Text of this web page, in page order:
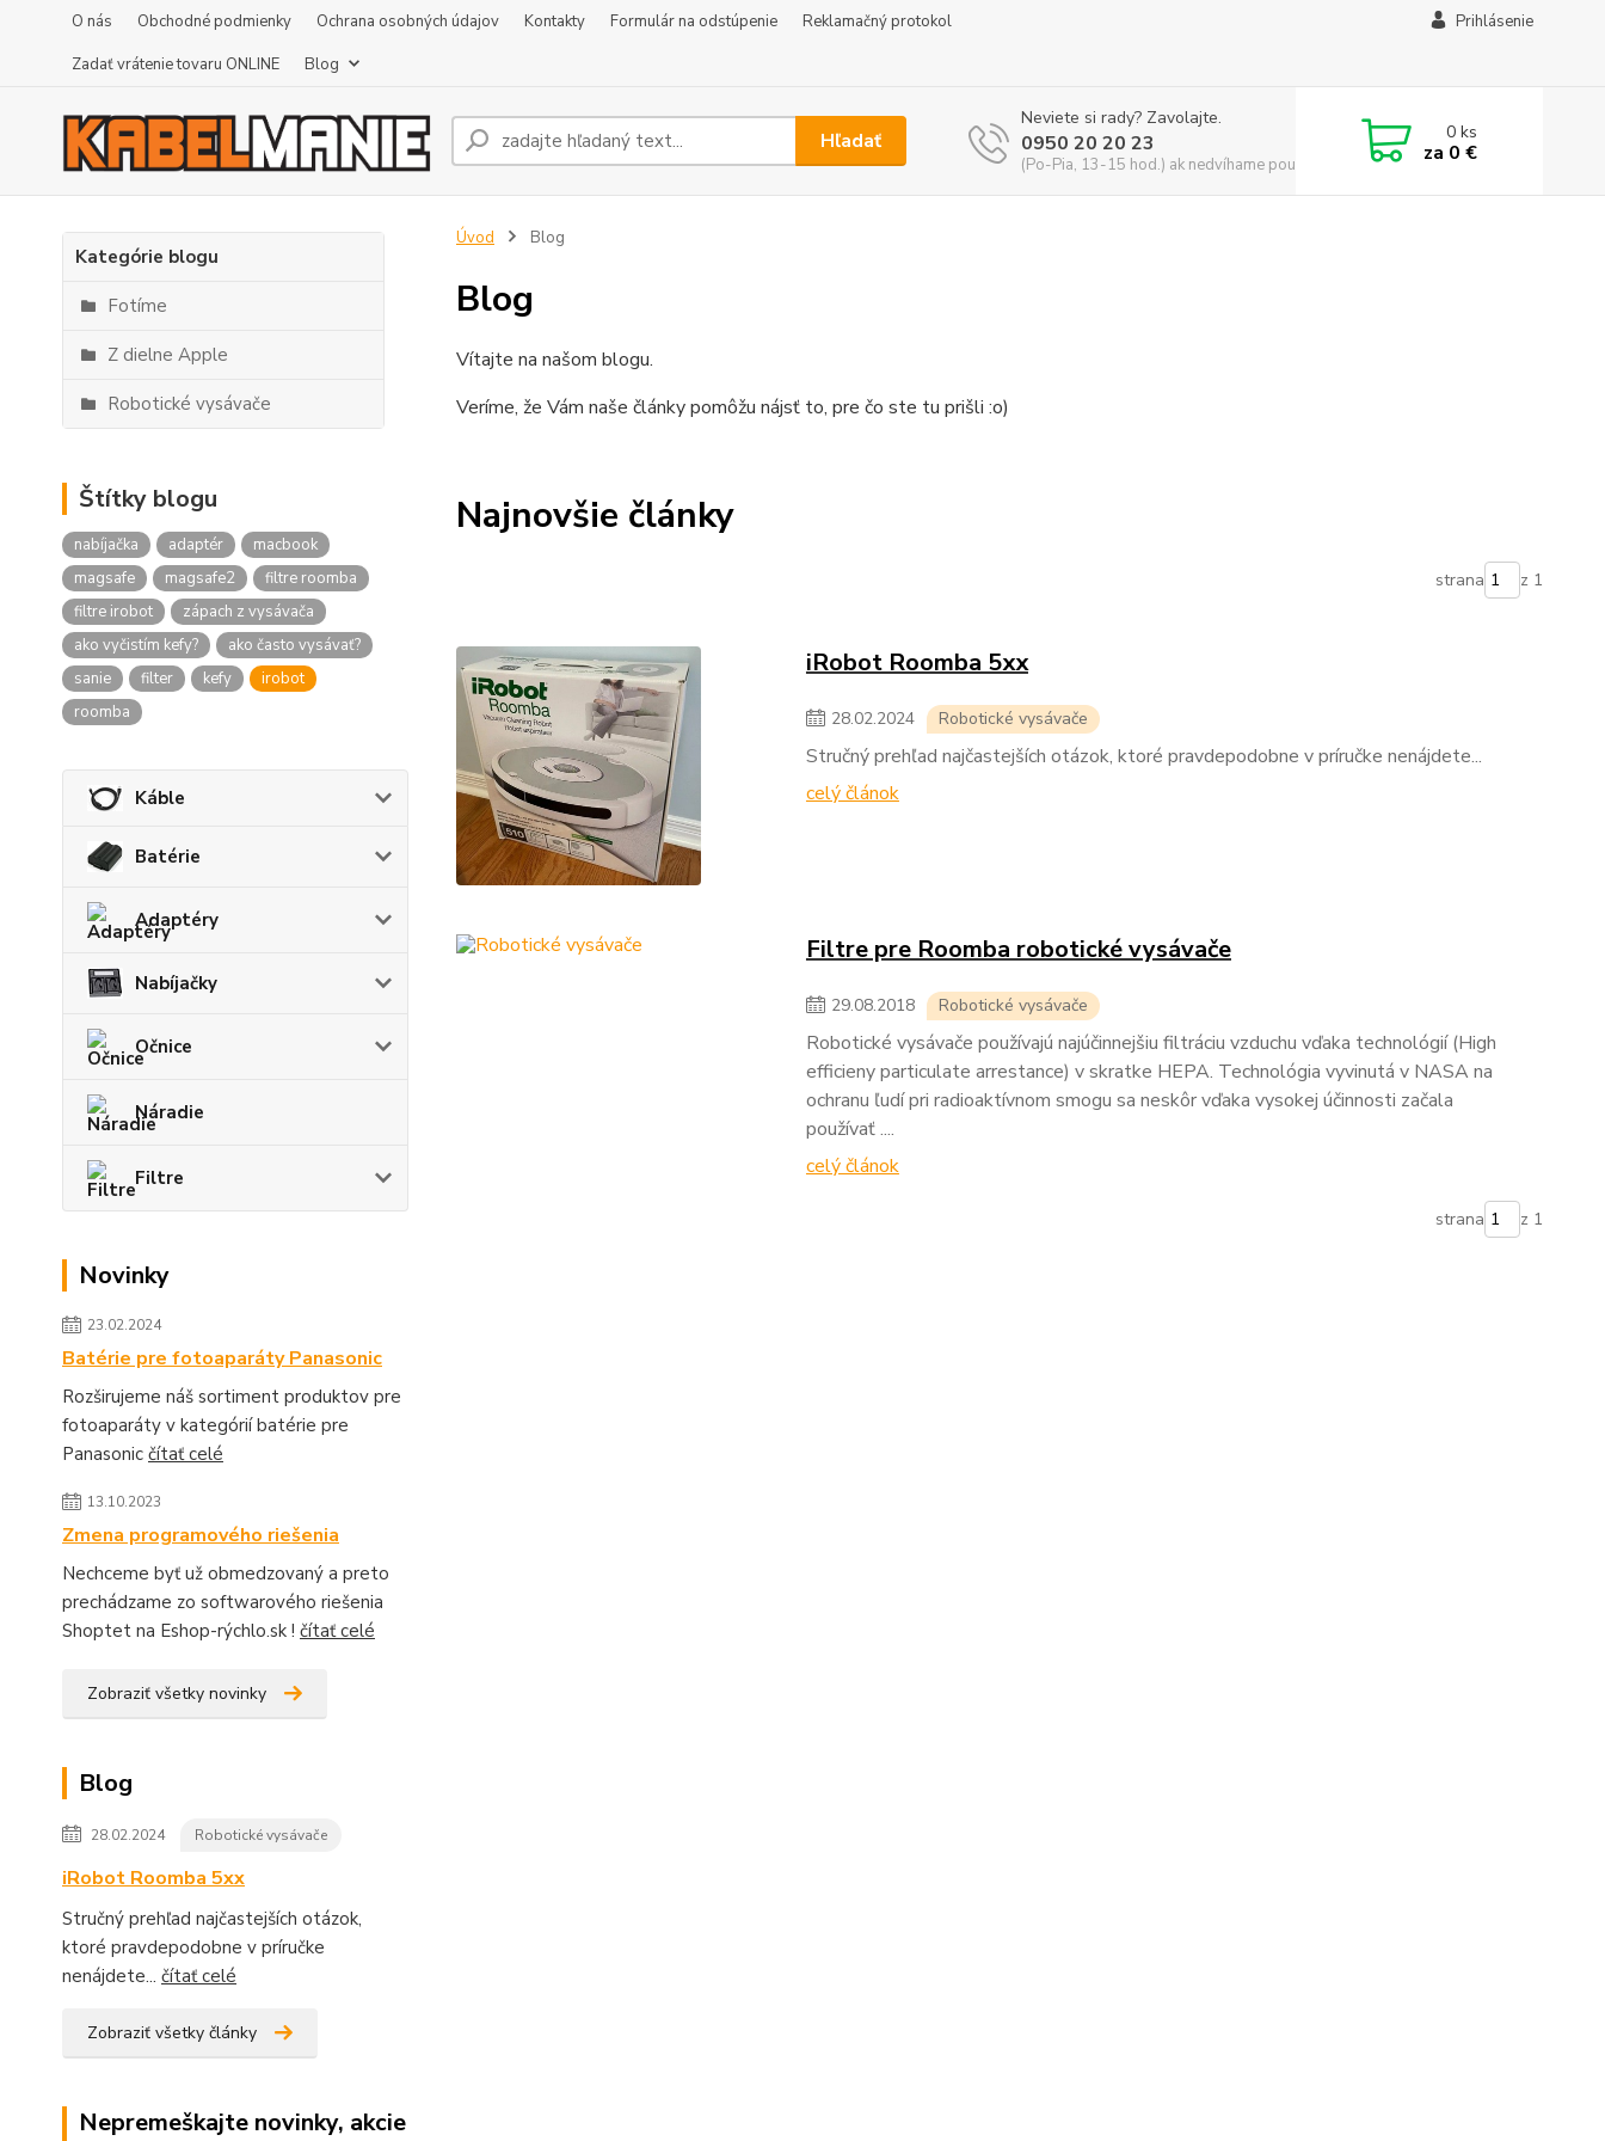
O nás Obchodné podmienky Ochrana osobných údajov Kontakty Formulár na odstúpenie
Reklamačný protokol
Zadať vrátenie tovaru ONLINE
Blog
Prihlásenie
Hľadať
Neviete si rady? Zavolajte.
0950 20 20 23
(Po-Pia, 13-15 hod.) ak nedvíhame použite CHATBOX
0ks
za 0 €
Kategórie blogu
Fotíme
Z dielne Apple
Robotické vysávače
Štítky blogu
nabíjačka adaptér
macbook
magsafe
magsafe2
filtre roomba
filtre irobot
zápach z vysávača
ako vyčistím kefy?
ako často vysávať?
sanie
filter kefy
irobot
roomba
Káble
Batérie
Adaptéry
Nabíjačky
Očnice
Náradie
Filtre
Novinky
23.02.2024
Batérie pre fotoaparáty Panasonic
Rozširujeme náš sortiment produktov pre
fotoaparáty v kategórií batérie pre
Panasonic čítať celé
13.10.2023
Zmena programového riešenia
Nechceme byť už obmedzovaný a preto
prechádzame zo softwarového riešenia
Shoptet na Eshop-rýchlo.sk ! čítať celé
Zobraziť všetky novinky
Blog
28.02.2024 Robotické vysávače
iRobot Roomba 5xx
Stručný prehľad najčastejších otázok,
ktoré pravdepodobne v príručke
nenájdete... čítať celé
Zobraziť všetky články
Nepremeškajte novinky, akcie
Úvod Blog
Blog
Vítajte na našom blogu.
Veríme, že Vám naše články pomôžu nájsť to, pre čo ste tu prišli :o)
Najnovšie články
strana z 1
iRobot Roomba 5xx
28.02.2024 Robotické vysávače
Stručný prehľad najčastejších otázok, ktoré pravdepodobne v príručke nenájdete...
celý článok
Filtre pre Roomba robotické vysávače
29.08.2018 Robotické vysávače
Robotické vysávače používajú najúčinnejšiu filtráciu vzduchu vďaka technológií (High
efficieny particulate arrestance) v skratke HEPA. Technológia vyvinutá v NASA na
ochranu ľudí pri radioaktívnom smogu sa neskôr vďaka vysokej účinnosti začala
používať ....
celý článok
strana z 1